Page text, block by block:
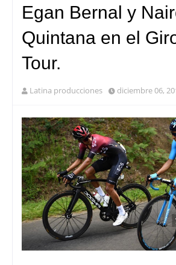
Egan Bernal y
Quintana en el
Tour.
Latina producciones diciembre 06,